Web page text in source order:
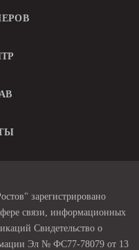
зарегистрировано
связи, информационных
Свидетельство о
Эл № ФС77-78079 от 13